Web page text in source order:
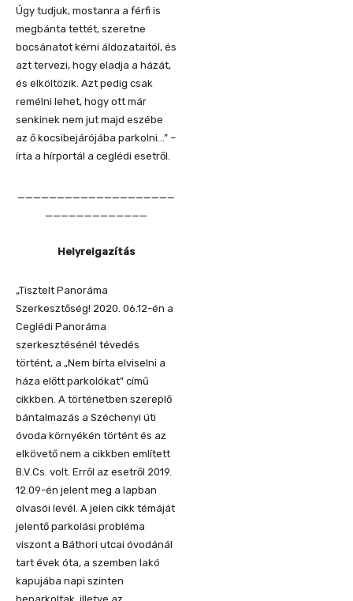
Úgy tudjuk, mostanra a férfi is
megbánta tettét, szeretne
bocsánatot kérni áldozataitól, és
azt tervezi, hogy eladja a házát,
és elköltözik. Azt pedig csak
remélni lehet, hogy ott már
senkinek nem jut majd eszébe
az ő kocsibejárójába parkolni…” –
írta a hírportál a ceglédi esetről.
____________________
_____________
Helyreigazítás
„Tisztelt Panoráma
Szerkesztőség! 2020. 06.12-én a
Ceglédi Panoráma
szerkesztésénél tévedés
történt, a „Nem bírta elviselni a
háza előtt parkolókat” című
cikkben. A történetben szereplő
bántalmazás a Széchenyi úti
óvoda környékén történt és az
elkövető nem a cikkben említett
B.V.Cs. volt. Erről az esetről 2019.
12.09-én jelent meg a lapban
olvasói levél. A jelen cikk témáját
jelentő parkolási probléma
viszont a Báthori utcai óvodánál
tart évek óta, a szemben lakó
kapujába napi szinten